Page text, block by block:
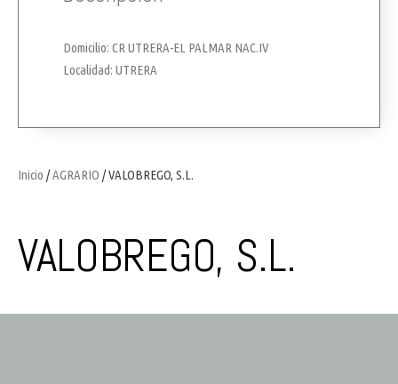
Inicio /AGRARIO / VALOBREGO, S.L.
VALOBREGO, S.L.
Domicilio: CR UTRERA-EL PALMAR NAC.IV
Localidad: UTRERA